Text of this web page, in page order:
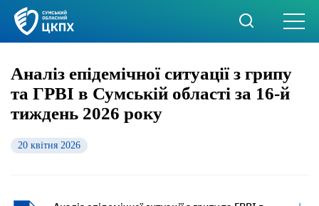
Аналіз епідемічної ситуації з грипу
та ГРВІ в Сумській області за 16-й
тиждень 2026 року
20 квітня 2026